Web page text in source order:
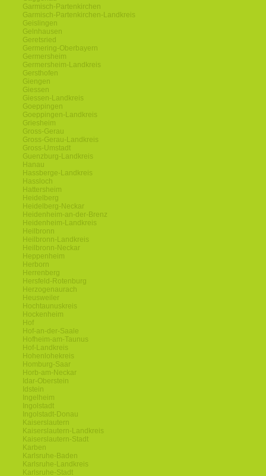
Garmisch-Partenkirchen
Garmisch-Partenkirchen-Landkreis
Geislingen
Gelnhausen
Geretsried
Germering-Oberbayern
Germersheim
Germersheim-Landkreis
Gersthofen
Giengen
Giessen
Giessen-Landkreis
Goeppingen
Goeppingen-Landkreis
Griesheim
Gross-Gerau
Gross-Gerau-Landkreis
Gross-Umstadt
Guenzburg-Landkreis
Hanau
Hassberge-Landkreis
Hassloch
Hattersheim
Heidelberg
Heidelberg-Neckar
Heidenheim-an-der-Brenz
Heidenheim-Landkreis
Heilbronn
Heilbronn-Landkreis
Heilbronn-Neckar
Heppenheim
Herborn
Herrenberg
Hersfeld-Rotenburg
Herzogenaurach
Heusweiler
Hochtaunuskreis
Hockenheim
Hof
Hof-an-der-Saale
Hofheim-am-Taunus
Hof-Landkreis
Hohenlohekreis
Homburg-Saar
Horb-am-Neckar
Idar-Oberstein
Idstein
Ingelheim
Ingolstadt
Ingolstadt-Donau
Kaiserslautern
Kaiserslautern-Landkreis
Kaiserslautern-Stadt
Karben
Karlsruhe-Baden
Karlsruhe-Landkreis
Karlsruhe-Stadt